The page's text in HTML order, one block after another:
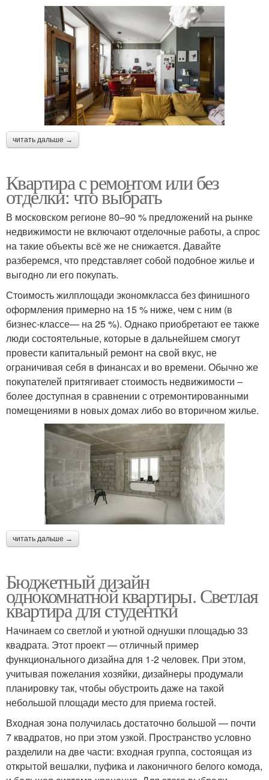
читать дальше →
Квартира с ремонтом или без
отделки: что выбрать
В московском регионе 80–90 % предложений на рынке
недвижимости не включают отделочные работы, а спрос
на такие объекты всё же не снижается. Давайте
разберемся, что представляет собой подобное жилье и
выгодно ли его покупать.
Стоимость жилплощади экономкласса без финишного
оформления примерно на 15 % ниже, чем с ним (в
бизнес-классе— на 25 %). Однако приобретают ее также
люди состоятельные, которые в дальнейшем смогут
провести капитальный ремонт на свой вкус, не
ограничивая себя в финансах и во времени. Обычно же
покупателей притягивает стоимость недвижимости –
более доступная в сравнении с отремонтированными
помещениями в новых домах либо во вторичном жилье.
читать дальше →
Бюджетный дизайн
однокомнатной квартиры. Светлая
квартира для студентки
Начинаем со светлой и уютной однушки площадью 33
квадрата. Этот проект — отличный пример
функционального дизайна для 1-2 человек. При этом,
учитывая пожелания хозяйки, дизайнеры продумали
планировку так, чтобы обустроить даже на такой
небольшой площади место для приема гостей.
Входная зона получилась достаточно большой — почти
7 квадратов, но при этом узкой. Пространство условно
разделили на две части: входная группа, состоящая из
открытой вешалки, пуфика и лаконичного белого комода,